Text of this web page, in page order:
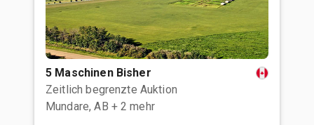
5 Maschinen Bisher
Zeitlich begrenzte Auktion
Mundare, AB + 2 mehr